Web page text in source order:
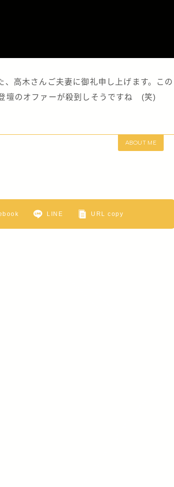
高木さんご夫妻に御礼申し上げます。この
壇のオファーが殺到しそうですね (笑)
ABOUT ME
LINE URL copy